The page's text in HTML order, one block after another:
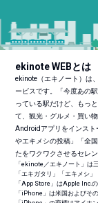
ekinote WEBとは
ekinote（エキノート）は
ービスです。「今度あの
っている駅だけど、もっ
て、観光・グルメ・買い
Androidアプリをインスト
やエキメシの投稿」「全
たをワクワクさせるセレ
「ekinote／エキノート」は
「エキガタリ」「エキメシ
「App Store」はApple Inc.
「iPhone」は米国およびそ